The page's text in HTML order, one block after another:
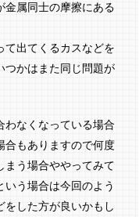
金属同士の摩擦にある
て出てくるカスなどを
つかはまた同じ問題が
わなくなっている場合
合もありますので何度
まう場合ややってみて
いう場合は今回のよう
をした方が良いかもし